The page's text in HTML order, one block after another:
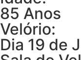
85 Anos
Velório:
Dia 19 de